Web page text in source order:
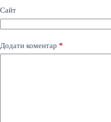
Сайт
Додати коментар *